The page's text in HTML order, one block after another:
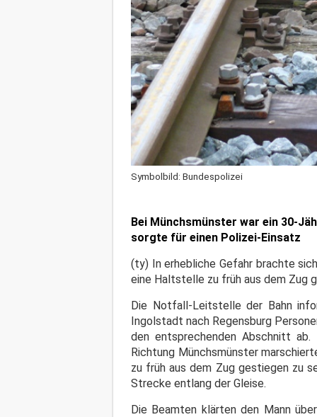
Symbolbild: Bundespolizei
Bei Münchsmünster war ein 30-
sorgte für einen Polizei-Einsatz
(ty) In erhebliche Gefahr brachte
eine Haltstelle zu früh aus dem Zug
Die Notfall-Leitstelle der Bahn
Ingolstadt nach Regensburg
den entsprechenden Abschnitt
Richtung Münchsmünster
zu früh aus dem Zug gestiegen zu
Strecke entlang der Gleise.
Die Beamten klärten den Mann